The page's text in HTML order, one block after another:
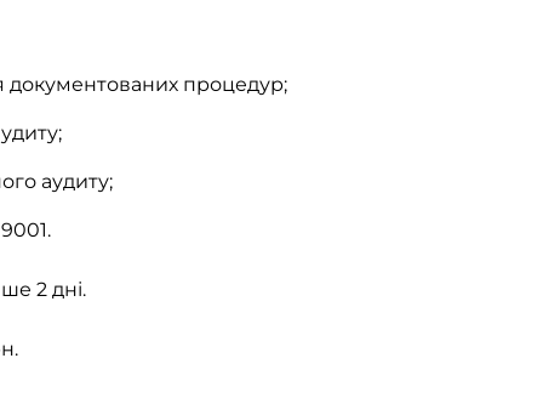
документованих процедур;
аудиту;
2 дні.